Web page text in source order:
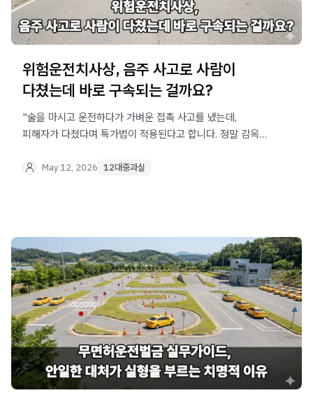
위험운전치사상, 음주 사고로 사람이
다쳤는데 바로 구속되는 걸까요?
"술을 마시고 운전하다가 가벼운 접촉 사고를 냈는데,
피해자가 다쳤다며 특가법이 적용된다고 합니다. 정말 감옥에
교통사고가 아닌 매우 무거운 중범죄로 다루어집니다. 특히
실형 위기를 극복하고 소중한 일상을 지키는 현명한 대처
방법을 사근사근하게 설명해 드릴게요.
May 12, 2026 12대중과실